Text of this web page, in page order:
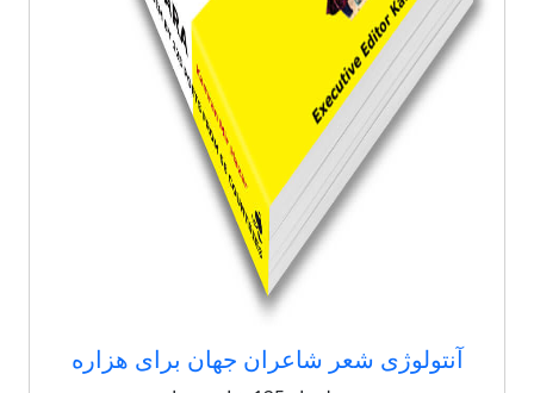
آنتولوژی شعر شاعران جهان برای هزاره